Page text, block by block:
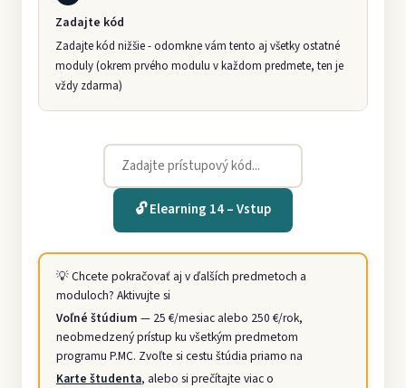
Zadajte kód
Zadajte kód nižšie - odomkne vám tento aj všetky ostatné
moduly (okrem prvého modulu v každom predmete, ten je
vždy zdarma)
🔓 Elearning 14 – Vstup
💡 Chcete pokračovať aj v ďalších predmetoch a
moduloch? Aktivujte si
Voľné štúdium — 25 €/mesiac alebo 250 €/rok,
neobmedzený prístup ku všetkým predmetom
programu P.MC. Zvoľte si cestu štúdia priamo na
Karte študenta, alebo si prečítajte viac o